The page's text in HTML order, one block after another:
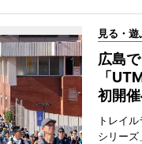
見る・遊
広島
「
初開
トレイ
シリー